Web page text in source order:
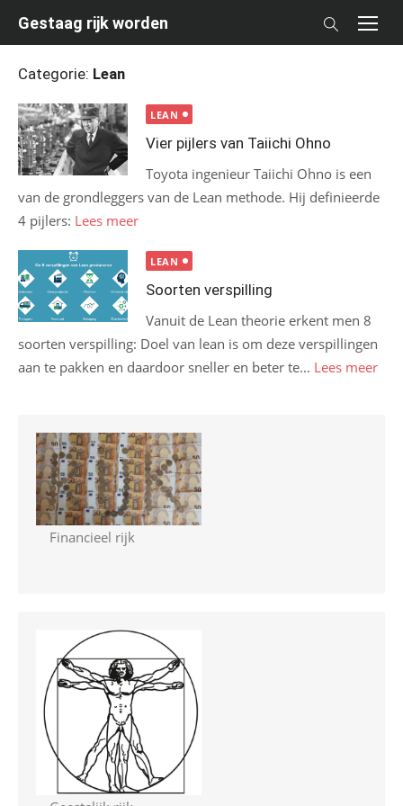
Gestaag rijk worden
Categorie: Lean
LEAN
Vier pijlers van Taiichi Ohno
Toyota ingenieur Taiichi Ohno is een
van de grondleggers van de Lean methode. Hij definieerde
4 pijlers: Lees meer
LEAN
Soorten verspilling
Vanuit de Lean theorie erkent men 8
soorten verspilling: Doel van lean is om deze verspillingen
aan te pakken en daardoor sneller en beter te... Lees meer
Financieel rijk